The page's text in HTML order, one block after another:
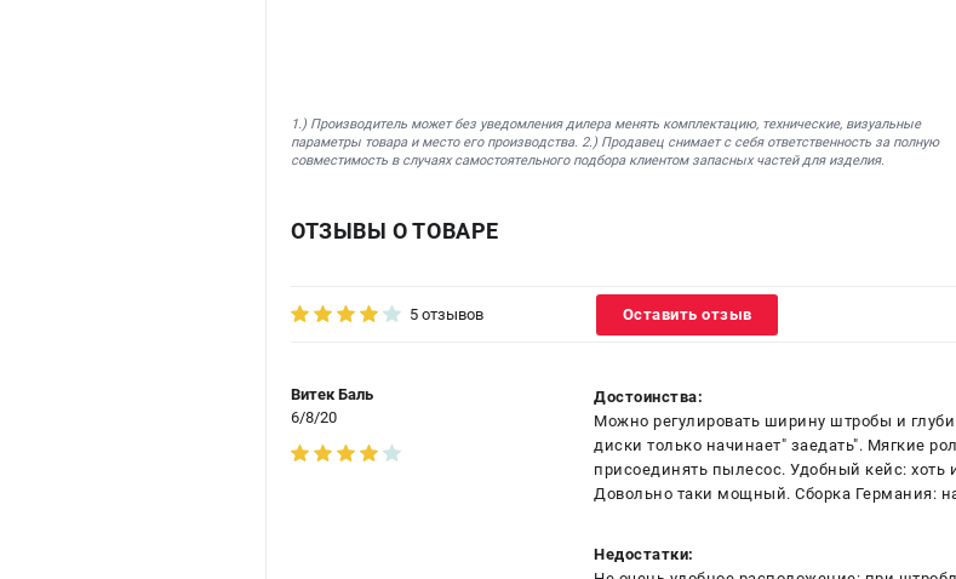
1.) Производитель может без уведомления дилера менять комплектацию, технические, визуальные
параметры товара и место его производства. 2.) Продавец снимает с себя ответственность за полную
совместимость в случаях самостоятельного подбора клиентом запасных частей для изделия.
ОТЗЫВЫ О ТОВАРЕ
5 отзывов Оставить отзыв
Витек Баль
6/8/20
Достоинства:
Можно регулировать ширину штробы и
диски только начинает" заедать". Мягкие
присоединять пылесос. Удобный кейс: хоть
Довольно таки мощный. Сборка Германия:
Недостатки: